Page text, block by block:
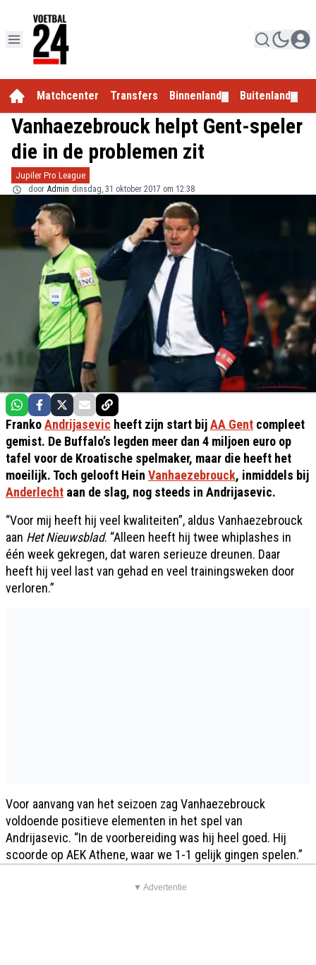
Matchcenter Transfers Binnenland Buitenland
Vanhaezebrouck helpt Gent-speler
die in de problemen zit
Jupiler Pro League
door Admin dinsdag, 31 oktober 2017 om 12:38
FrankoAndrijasevic heeft zijn start bijAA Gent compleet
gemist. De Buffalo’s legden meer dan 4 miljoen euro op
tafel voor de Kroatische spelmaker, maar die heeft het
moeilijk. Toch gelooft Hein Vanhaezebrouck, inmiddels bij
Anderlecht aan de slag, nog steeds in Andrijasevic.
“Voor mij heeft hij veel kwaliteiten”, aldus Vanhaezebrouck
aan Het Nieuwsblad. “Alleen heeft hij twee whiplashes in
één week gekregen, dat waren serieuze dreunen. Daar
heeft hij veel last van gehad en veel trainingsweken door
verloren.”
Voor aanvang van het seizoen zag Vanhaezebrouck
voldoende positieve elementen in het spel van
Andrijasevic. “In de voorbereiding was hij heel goed. Hij
scoorde op AEK Athene, waar we 1-1 gelijk gingen spelen.”
▼ Advertentie